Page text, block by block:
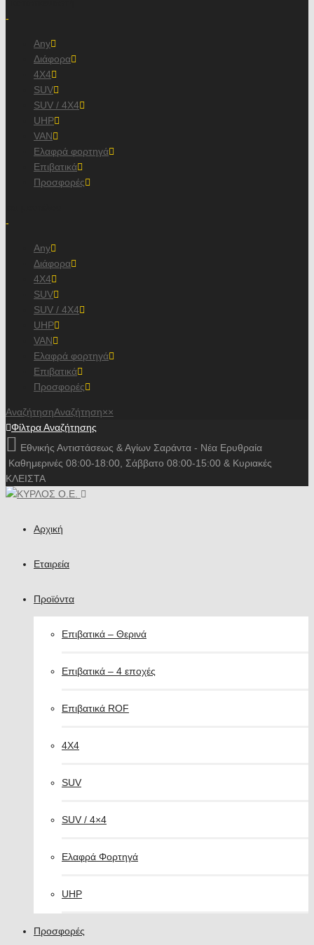
-
Any
Διάφορα
4X4
SUV
SUV / 4X4
UHP
VAN
Ελαφρά φορτηγά
Επιβατικά
Προσφορές
-
Any
Διάφορα
4X4
SUV
SUV / 4X4
UHP
VAN
Ελαφρά φορτηγά
Επιβατικά
Προσφορές
ΑναζήτησηΑναζήτηση××
Φίλτρα Αναζήτησης
Εθνικής Αντιστάσεως & Αγίων Σαράντα - Νέα Ερυθραία
Καθημερινές 08:00-18:00, Σάββατο 08:00-15:00 & Κυριακές
ΚΛΕΙΣΤΑ
Αρχική
Εταιρεία
Προϊόντα
Επιβατικά – Θερινά
Επιβατικά – 4 εποχές
Επιβατικά ROF
4X4
SUV
SUV / 4×4
Ελαφρά Φορτηγά
UHP
Προσφορές